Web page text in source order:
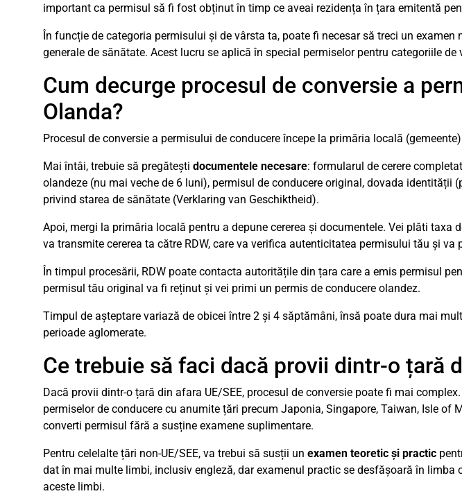
important ca permisul să fi fost obținut în timp ce aveai rezidența în țara emitentă
În funcție de categoria permisului și de vârsta ta, poate fi necesar să treci un
generale de sănătate. Acest lucru se aplică în special permiselor pentru categoriile de
Cum decurge procesul de conversie a
Olanda?
Procesul de conversie a permisului de conducere începe la primăria locală
Mai întâi, trebuie să pregătești documentele necesare: formularul de cerere
olandeze (nu mai veche de 6 luni), permisul de conducere original, dovada identității
privind starea de sănătate (Verklaring van Geschiktheid).
Apoi, mergi la primăria locală pentru a depune cererea și documentele. Vei plăti taxa
va transmite cererea ta către RDW, care va verifica autenticitatea permisului tău și va
În timpul procesării, RDW poate contacta autoritățile din țara care a emis permisul
permisul tău original va fi reținut și vei primi un permis de conducere olandez.
Timpul de așteptare variază de obicei între 2 și 4 săptămâni, însă poate dura mai
perioade aglomerate.
Ce trebuie să faci dacă provii dintr-o țară
Dacă provii dintr-o țară din afara UE/SEE, procesul de conversie poate fi mai
permiselor de conducere cu anumite țări precum Japonia, Singapore, Taiwan, Isle of
converti permisul fără a susține examene suplimentare.
Pentru celelalte țări non-UE/SEE, va trebui să susții un examen teoretic și practic
dat în mai multe limbi, inclusiv engleză, dar examenul practic se desfășoară în limba
aceste limbi.